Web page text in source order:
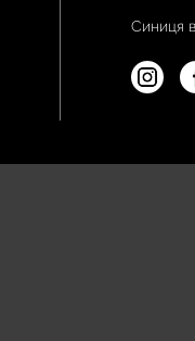
Синиця